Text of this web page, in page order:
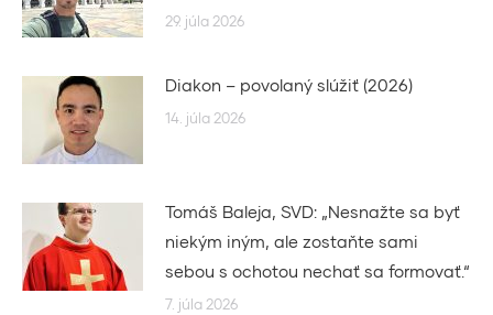
29. júla 2026
Diakon – povolaný slúžiť (2026)
14. júla 2026
Tomáš Baleja, SVD: „Nesnažte sa byť
niekým iným, ale zostaňte sami
sebou s ochotou nechať sa formovať.“
7. júla 2026